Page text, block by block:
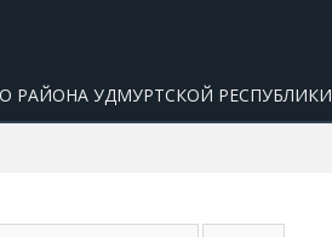
РАЙОНА УДМУРТСКОЙ РЕСПУБЛИКИ